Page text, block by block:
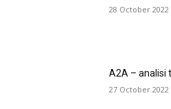
28 October 2022
A2A – analisi
27 October 2022